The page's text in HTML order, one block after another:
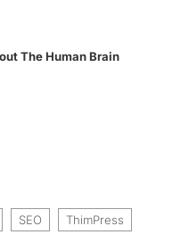
The Human Brain
SEO ThimPress